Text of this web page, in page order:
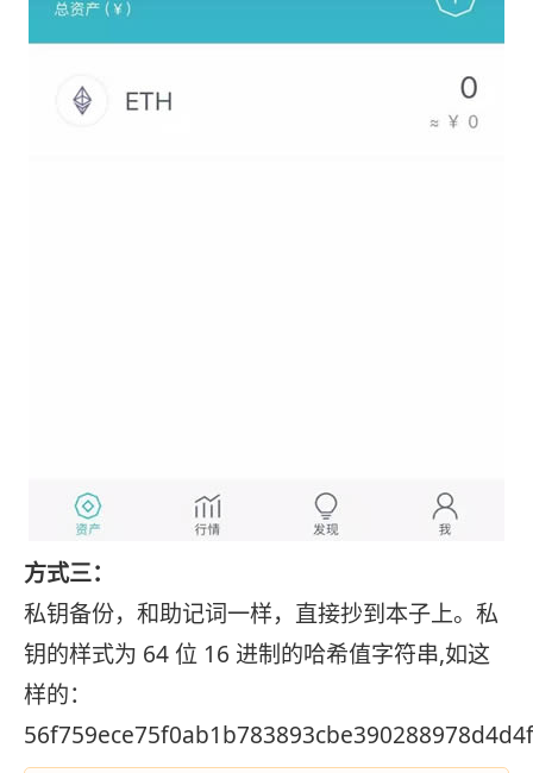
方式三：
私钥备份，和助记词一样，直接抄到本子上。私
钥的样式为 64 位 16 进制的哈希值字符串,如这
样的：